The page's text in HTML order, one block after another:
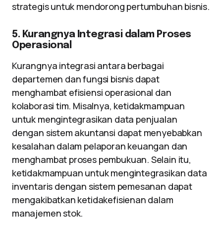
strategis untuk mendorong pertumbuhan bisnis.
5. Kurangnya Integrasi dalam Proses
Operasional
Kurangnya integrasi antara berbagai
departemen dan fungsi bisnis dapat
menghambat efisiensi operasional dan
kolaborasi tim. Misalnya, ketidakmampuan
untuk mengintegrasikan data penjualan
dengan sistem akuntansi dapat menyebabkan
kesalahan dalam pelaporan keuangan dan
menghambat proses pembukuan. Selain itu,
ketidakmampuan untuk mengintegrasikan data
inventaris dengan sistem pemesanan dapat
mengakibatkan ketidakefisienan dalam
manajemen stok.